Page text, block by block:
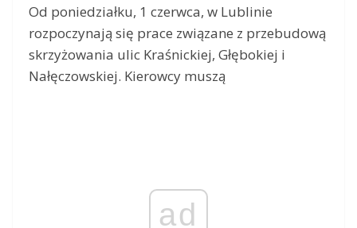
Od poniedziałku, 1 czerwca, w Lublinie
rozpoczynają się prace związane z przebudową
skrzyżowania ulic Kraśnickiej, Głębokiej i
Nałęczowskiej. Kierowcy muszą
ad